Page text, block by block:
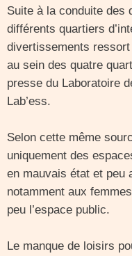
Suite à la conduite des
différents quartiers
divertissements ressort
au sein des quatre
presse du Laboratoire
Lab’ess.
Selon cette même
uniquement des
en mauvais état et peu
notamment aux
peu l’espace public.
Le manque de loisirs